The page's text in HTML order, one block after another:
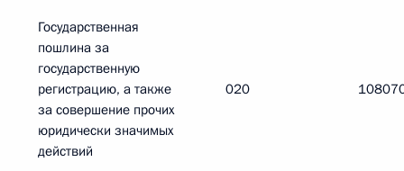
Государственная
пошлина за
государственную
регистрацию, а также
за совершение прочих
юридически значимых
действий
020